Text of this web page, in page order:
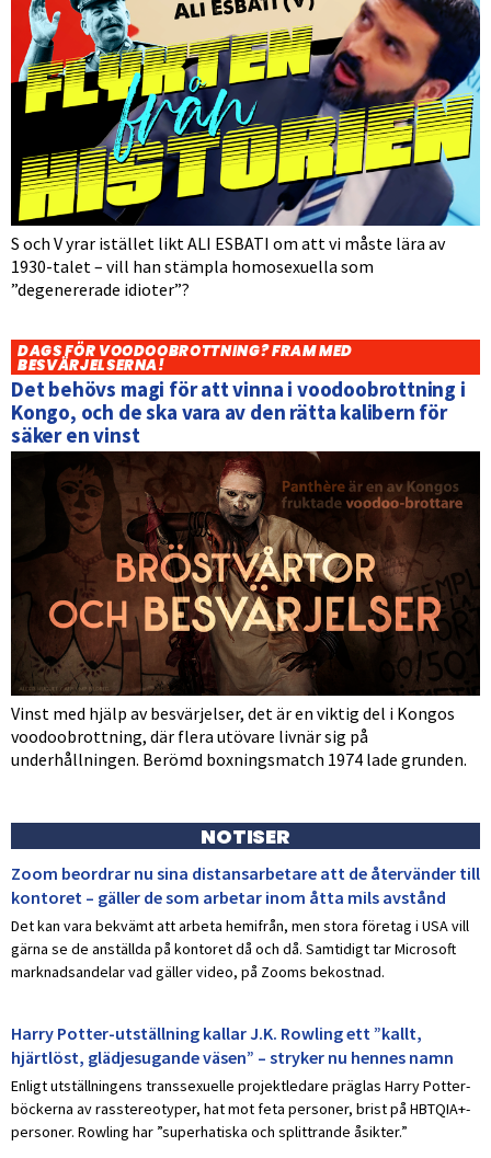
S och V yrar istället likt ALI ESBATI om att vi måste lära av
1930-talet – vill han stämpla homosexuella som
”degenererade idioter”?
DAGS FÖR VOODOOBROTTNING? FRAM MED
BESVÄRJELSERNA!
Det behövs magi för att vinna i voodoobrottning i
Kongo, och de ska vara av den rätta kalibern för
säker en vinst
Vinst med hjälp av besvärjelser, det är en viktig del i Kongos
voodoobrottning, där flera utövare livnär sig på
underhållningen. Berömd boxningsmatch 1974 lade grunden.
NOTISER
Zoom beordrar nu sina distansarbetare att de återvänder till
kontoret – gäller de som arbetar inom åtta mils avstånd
Det kan vara bekvämt att arbeta hemifrån, men stora företag i USA vill
gärna se de anställda på kontoret då och då. Samtidigt tar Microsoft
marknadsandelar vad gäller video, på Zooms bekostnad.
Harry Potter-utställning kallar J.K. Rowling ett ”kallt,
hjärtlöst, glädjesugande väsen” – stryker nu hennes namn
Enligt utställningens transsexuelle projektledare präglas Harry Potter-
böckerna av rasstereotyper, hat mot feta personer, brist på HBTQIA+-
personer. Rowling har ”superhatiska och splittrande åsikter.”